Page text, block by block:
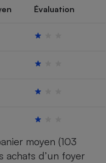
Évaluation
moyen (103
achats d’un foyer
Robot ménager